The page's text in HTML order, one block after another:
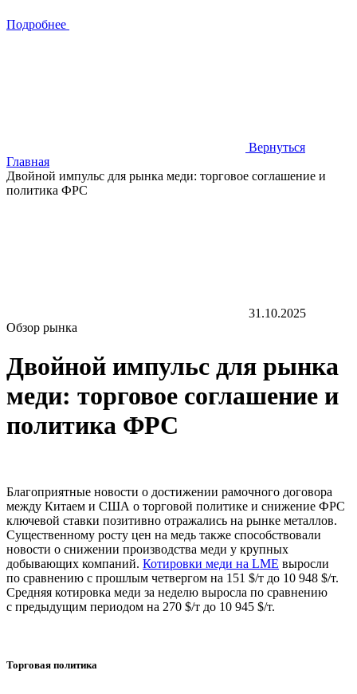
Подробнее
Вернуться
Главная
Двойной импульс для рынка меди: торговое соглашение и
политика ФРС
31.10.2025
Обзор рынка
Двойной импульс для рынка
меди: торговое соглашение и
политика ФРС
Благоприятные новости о достижении рамочного договора
между Китаем и США о торговой политике и снижение ФРС
ключевой ставки позитивно отражались на рынке металлов.
Существенному росту цен на медь также способствовали
новости о снижении производства меди у крупных
добывающих компаний. Котировки меди на LME выросли
по сравнению с прошлым четвергом на 151 $/т до 10 948 $/т.
Средняя котировка меди за неделю выросла по сравнению
с предыдущим периодом на 270 $/т до 10 945 $/т.
Торговая политика